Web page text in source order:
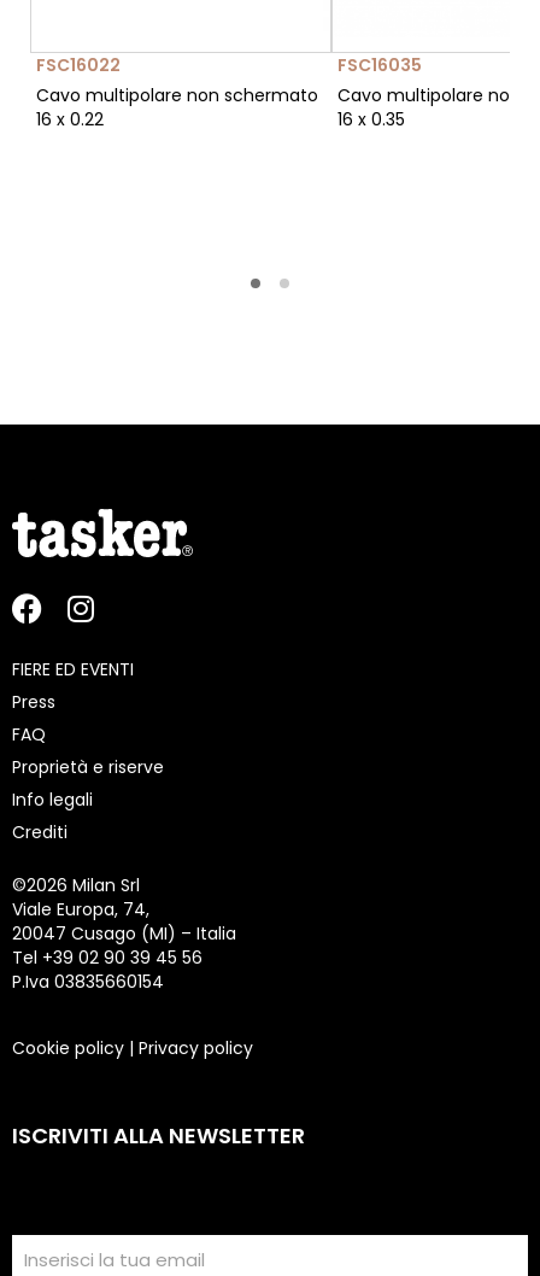
FSC16022
Cavo multipolare non schermato
16 x 0.22
FSC16035
Cavo multipolare non
16 x 0.35
FIERE ED EVENTI
Press
FAQ
Proprietà e riserve
Info legali
Crediti
©2026 Milan Srl
Viale Europa, 74,
20047 Cusago (MI) – Italia
Tel +39 02 90 39 45 56
P.Iva 03835660154
Cookie policy | Privacy policy
ISCRIVITI ALLA NEWSLETTER